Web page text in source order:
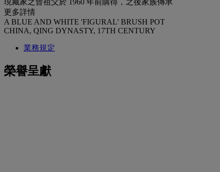
更多詳情
A BLUE AND WHITE 'FIGURAL' BRUSH POT
CHINA, QING DYNASTY, 17TH CENTURY
業務規定
榮譽呈獻